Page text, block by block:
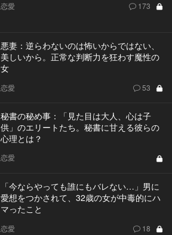
恋愛 173
悪妻：逆らわないのは怖いからではない、
美しいから。正常な判断力を狂わす魔性の
女
恋愛 53
秘書の秘め事：「見た目は大人、心は子
供」のエリートたち。秘書に甘える彼らの
心理とは？
恋愛
「今ならやっても誰にもバレない…」男に
愛想をつかされて、32歳の女が中毒的にハ
マったこと
恋愛 18